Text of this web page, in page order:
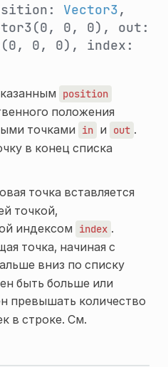
Vector3,
0, 0), out:
0, 0), index:
position
положения
точками
in и out .
в конец списка
точка вставляется
точкой,
индексом
index .
точка, начиная с
вниз по списку
быть больше или
превышать количество
в строке. См.